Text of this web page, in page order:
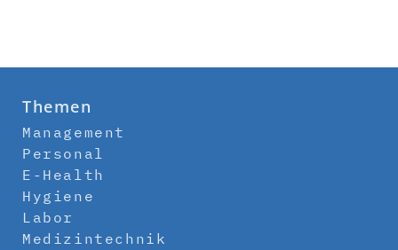
Themen
Management
Personal
E-Health
Hygiene
Labor
Medizintechnik